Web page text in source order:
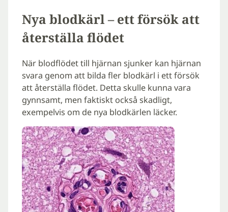
Nya blodkärl – ett försök att
återställa flödet
När blodflödet till hjärnan sjunker kan hjärnan
svara genom att bilda fler blodkärl i ett försök
att återställa flödet. Detta skulle kunna vara
gynnsamt, men faktiskt också skadligt,
exempelvis om de nya blodkärlen läcker.